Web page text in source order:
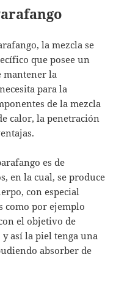
la mezcla se
que posee un
mantener la
para la
de la mezcla
calor, la penetración
es de
en la cual, se produce
con especial
como por ejemplo
el objetivo de
así la piel tenga una
absorber de